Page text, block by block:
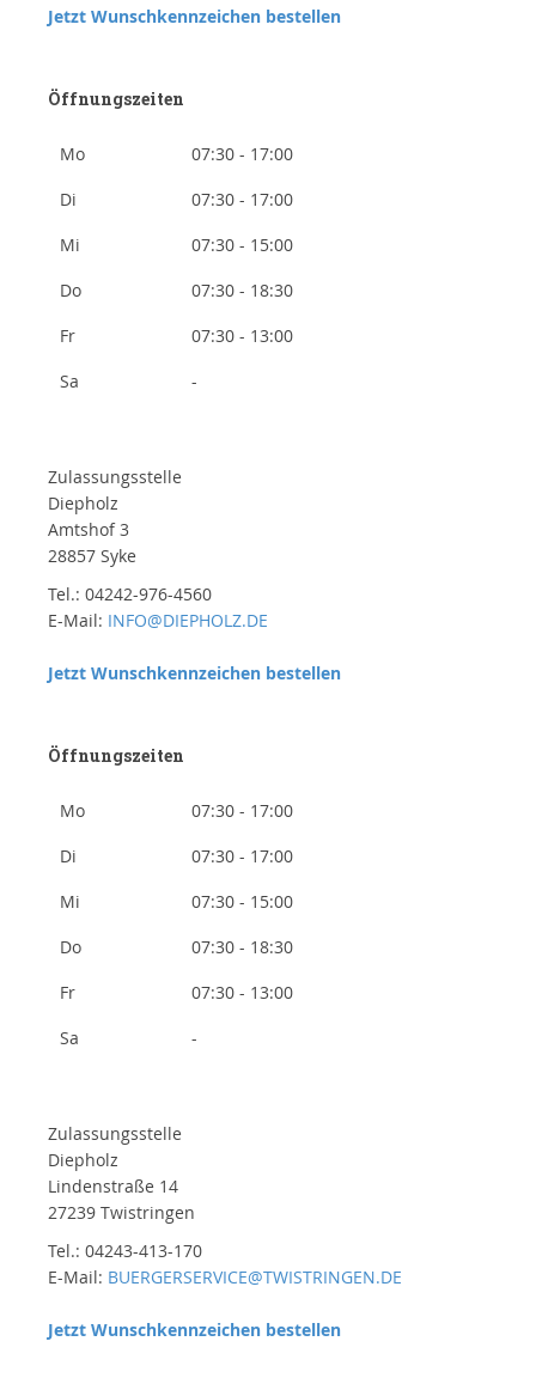
Jetzt Wunschkennzeichen bestellen
Öffnungszeiten
Mo
07:30 - 17:00
Di
07:30 - 17:00
Mi
07:30 - 15:00
Do
07:30 - 18:30
Fr
07:30 - 13:00
Sa
-
Zulassungsstelle
Diepholz
Amtshof 3
28857 Syke
Tel.: 04242-976-4560
E-Mail: INFO@DIEPHOLZ.DE
Jetzt Wunschkennzeichen bestellen
Öffnungszeiten
Mo
07:30 - 17:00
Di
07:30 - 17:00
Mi
07:30 - 15:00
Do
07:30 - 18:30
Fr
07:30 - 13:00
Sa
-
Zulassungsstelle
Diepholz
Lindenstraße 14
27239 Twistringen
Tel.: 04243-413-170
E-Mail: BUERGERSERVICE@TWISTRINGEN.DE
Jetzt Wunschkennzeichen bestellen